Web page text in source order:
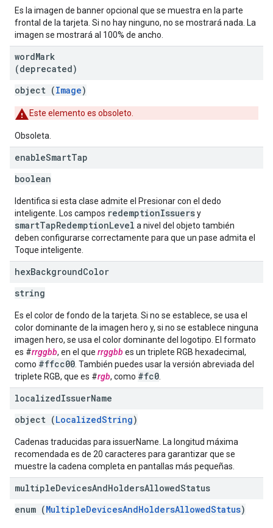
Es la imagen de banner opcional que se muestra en la parte
frontal de la tarjeta. Si no hay ninguno, no se mostrará nada. La
imagen se mostrará al 100% de ancho.
wordMark
(deprecated)
object (Image)
Este elemento es obsoleto.
Obsoleta.
enableSmartTap
boolean
Identifica si esta clase admite el Presionar con el dedo
inteligente. Los campos redemptionIssuersy
smartTapRedemptionLevel a nivel del objeto también
deben configurarse correctamente para que un pase admita el
Toque inteligente.
hexBackgroundColor
string
Es el color de fondo de la tarjeta. Si no se establece, se usa el
color dominante de la imagen hero y, si no se establece ninguna
imagen hero, se usa el color dominante del logotipo. El formato
es #rrggbb, en el que rrggbb es un triplete RGB hexadecimal,
como #ffcc00 . También puedes usar la versión abreviada del
triplete RGB, que es #rgb, como #fc0
localizedIssuerName
object (LocalizedString)
Cadenas traducidas para issuerName. La longitud máxima
recomendada es de 20 caracteres para garantizar que se
muestre la cadena completa en pantallas más pequeñas.
multipleDevicesAndHoldersAllowedStatus
enum (MultipleDevicesAndHoldersAllowedStatus)